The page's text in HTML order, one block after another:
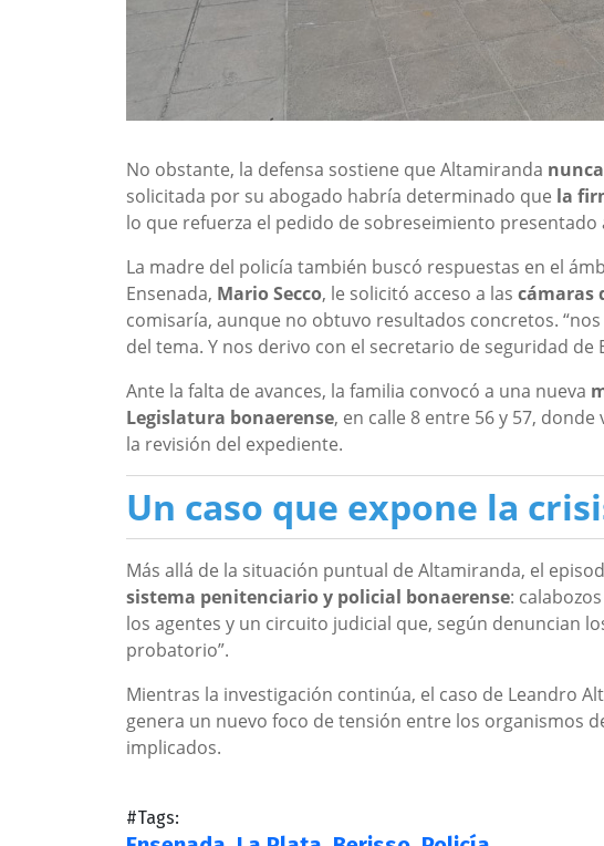
No obstante, la defensa sostiene que Altamiranda
solicitada por su abogado habría determinado que la
lo que refuerza el pedido de sobreseimiento presentado
La madre del policía también buscó respuestas en el
Ensenada, Mario Secco, le solicitó acceso a las cámaras
comisaría, aunque no obtuvo resultados concretos.
del tema. Y nos derivo con el secretario de seguridad de
Ante la falta de avances, la familia convocó a una nueva
Legislatura bonaerense, en calle 8 entre 56 y 57,
la revisión del expediente.
Un caso que expone la
Más allá de la situación puntual de Altamiranda, el
sistema penitenciario y policial bonaerense:
los agentes y un circuito judicial que, según denuncian
probatorio”.
Mientras la investigación continúa, el caso de Leandro
genera un nuevo foco de tensión entre los organismos
implicados.
#Tags: